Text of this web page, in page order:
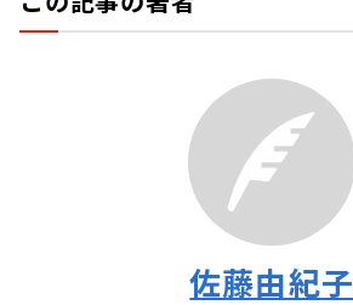
佐藤由紀子